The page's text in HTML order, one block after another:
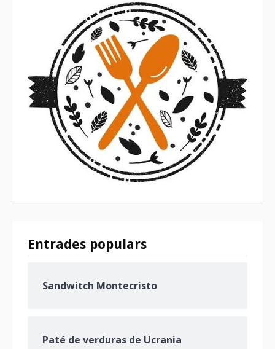
Entrades populars
Sandwitch Montecristo
Paté de verduras de Ucrania